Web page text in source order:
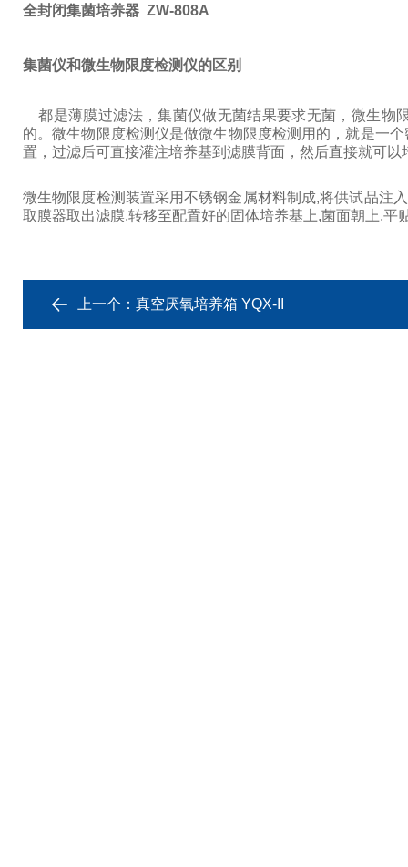
全封闭集菌培养器 ZW-808A
集菌仪和微生物限度检测仪的区别
都是薄膜过滤法，集菌仪做无菌结果要求无菌，微生物
的。微生物限度检测仪是做微生物限度检测用的，就是一
置，过滤后可直接灌注培养基到滤膜背面，然后直接就可以
微生物限度检测装置采用不锈钢金属材料制成,将供试品注
取膜器取出滤膜,转移至配置好的固体培养基上,菌面朝上,
上一个： 真空厌氧培养箱 YQX-II